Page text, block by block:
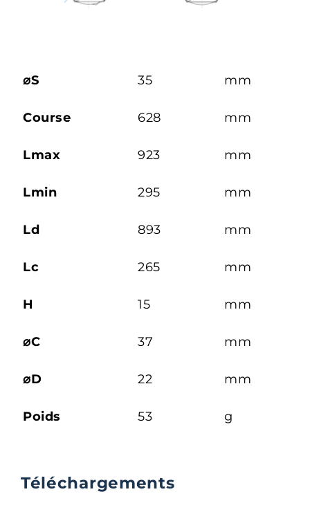
⌀S 35 mm
Course 628 mm
Lmax 923 mm
Lmin 295 mm
Ld 893 mm
Lc 265 mm
H 15 mm
⌀C 37 mm
⌀D 22 mm
Poids 53 g
Téléchargements